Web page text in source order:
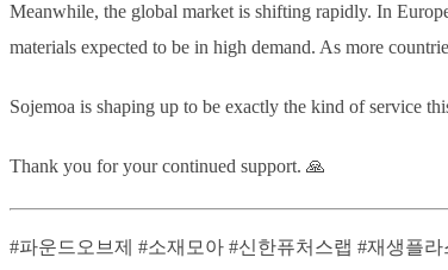
Meanwhile, the global market is shifting rapidly. In
materials expected to be in high demand. As more
Sojemoa is shaping up to be exactly the kind of service
Thank you for your continued support. 🙏
#파운드오브제 #소재모아 #신한퓨처스랩 #재생플라스